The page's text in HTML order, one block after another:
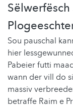
Sou pauschal
hier
Pabeier futti
wann der vill do
massiv
betraffe Raim e